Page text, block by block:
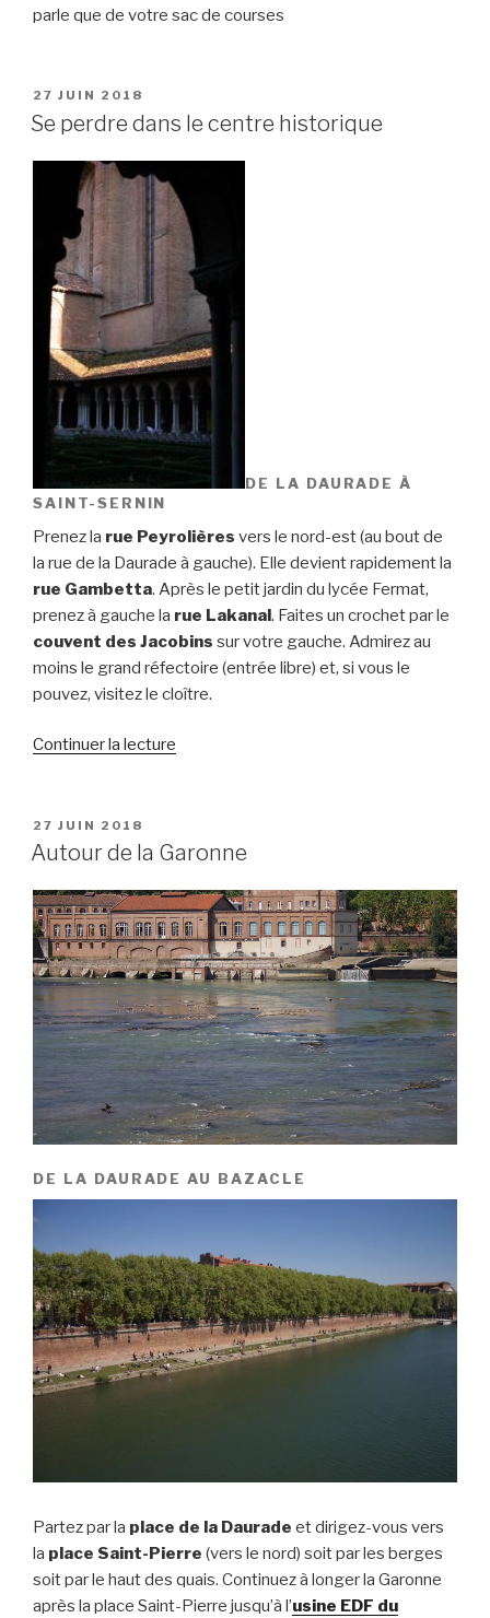
parle que de votre sac de courses
PUBLIÉ
LE
27 JUIN 2018
Se perdre dans le centre historique
DE LA DAURADE À
SAINT-SERNIN
Prenez la rue Peyrolières vers le nord-est (au bout de
la rue de la Daurade à gauche). Elle devient rapidement la
rue Gambetta. Après le petit jardin du lycée Fermat,
prenez à gauche la rue Lakanal. Faites un crochet par le
couvent des Jacobins sur votre gauche. Admirez au
moins le grand réfectoire (entrée libre) et, si vous le
pouvez, visitez le cloître.
Continuer la lecture
le
historique »
PUBLIÉ
LE
27 JUIN 2018
Autour de la Garonne
DE LA DAURADE AU BAZACLE
Partez par la place de la Daurade et dirigez-vous vers
la place Saint-Pierre (vers le nord) soit par les berges
soit par le haut des quais. Continuez à longer la Garonne
après la place Saint-Pierre jusqu’à l’usine EDF du